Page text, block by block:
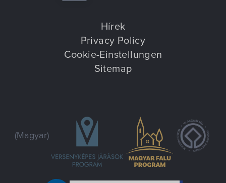
Hírek
Privacy Policy
Cookie-Einstellungen
Sitemap
(Magyar)